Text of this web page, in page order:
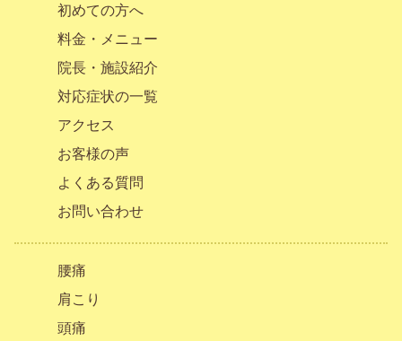
初めての方へ
料金・メニュー
院長・施設紹介
対応症状の一覧
アクセス
お客様の声
よくある質問
お問い合わせ
腰痛
肩こり
頭痛